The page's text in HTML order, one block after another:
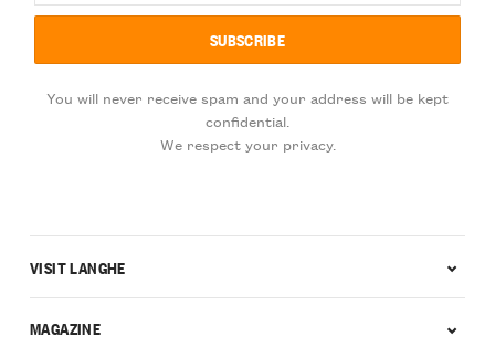
You will never receive spam and your address will be kept
confidential.
We respect your privacy.
VISIT LANGHE
MAGAZINE